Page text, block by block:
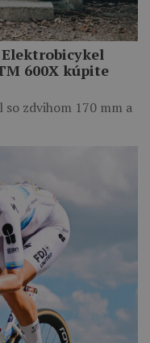
600X kúpite
zdvihom 170 mm a